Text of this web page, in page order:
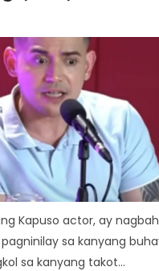
Kapuso actor, ay
sa kanyang
sa kanyang takot...